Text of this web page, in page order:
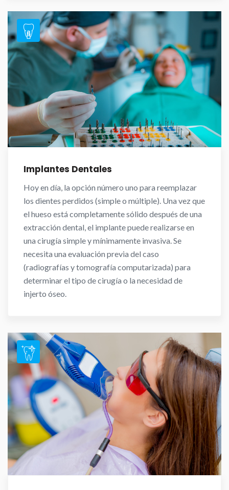
Implantes Dentales
Hoy en día, la opción número uno para reemplazar
los dientes perdidos (simple o múltiple). Una vez que
el hueso está completamente sólido después de una
extracción dental, el implante puede realizarse en
una cirugía simple y mínimamente invasiva. Se
necesita una evaluación previa del caso
(radiografías y tomografía computarizada) para
determinar el tipo de cirugía o la necesidad de
injerto óseo.